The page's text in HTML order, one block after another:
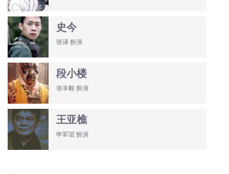
史今
张译 扮演
段小楼
张丰毅 扮演
王亚樵
申军谊 扮演